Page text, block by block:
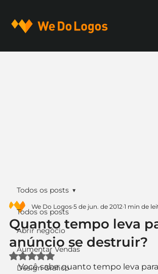
Todos os posts
Abrir negócio
Aumentar Vendas
Design Gráfico
Todos os posts
Quanto tempo leva
anúncio se destruir?
We Do Logos 5 de jun. de 2012 1 min de
Avaliado com NaN de 5 estrelas.
Você sabe quanto tempo leva